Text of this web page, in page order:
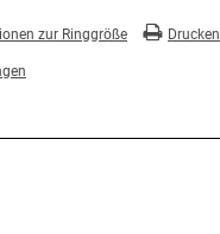
zur Ringgröße Drucken